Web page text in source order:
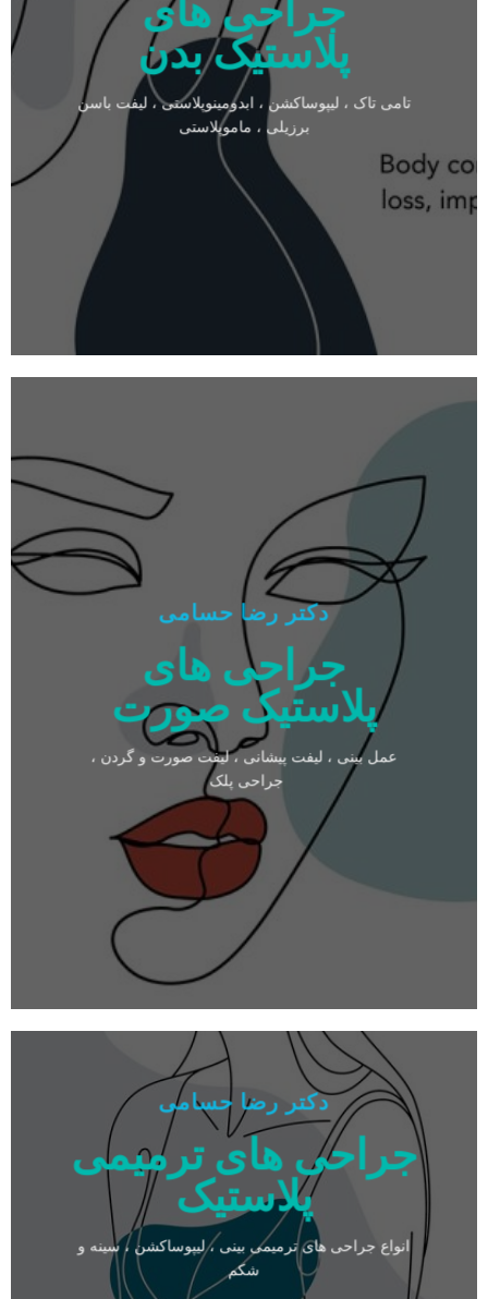
جراحی های
پلاستیک بدن
تامی تاک ، لیپوساکشن ، ابدومینوپلاستی ، لیفت باسن
برزیلی ، ماموپلاستی
دکتر رضا حسامی
جراحی های
پلاستیک صورت
عمل بینی ، لیفت پیشانی ، لیفت صورت و گردن ،
جراحی پلک
دکتر رضا حسامی
جراحی های ترمیمی
پلاستیک
انواع جراحی های ترمیمی بینی ، لیپوساکشن ، سینه و
شکم